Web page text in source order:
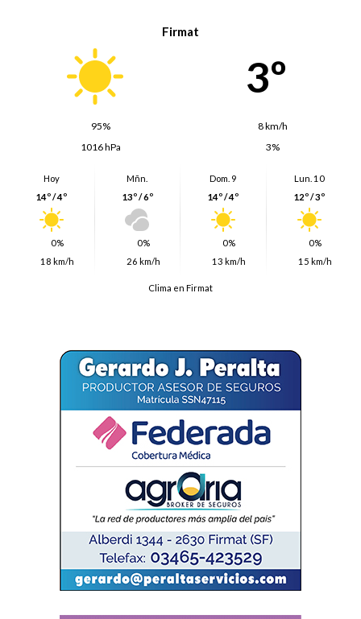
Firmat
3º
95%
8 km/h
1016 hPa
3%
Hoy
14º / 4º
0%
18 km/h
Mñn.
13º / 6º
0%
26 km/h
Dom. 9
14º / 4º
0%
13 km/h
Lun. 10
12º / 3º
0%
15 km/h
Clima en Firmat